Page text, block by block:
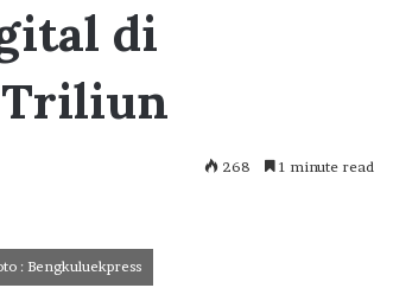
di
Triliun
268 1 minute read
: Bengkuluekpress